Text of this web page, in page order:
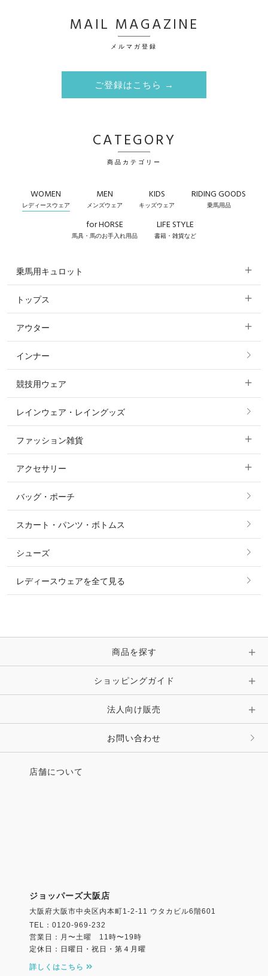
MAIL MAGAZINE
メルマガ登録
ご登録はこちら →
CATEGORY
商品カテゴリー
WOMEN
レディースウェア
MEN
メンズウェア
KIDS
キッズウェア
RIDING GOODS
乗馬用品
for HORSE
馬具・馬のお手入れ用品
LIFE STYLE
書籍・雑貨など
乗馬用キュロット
すべてのキュロット
フルグリップ・尻革 キュロット
ニーグリップ・膝革 キュロット
トップス
すべてのトップス
ポロシャツ
カットソー・Tシャツ・タンクトップ
ニット・セーター
シャツ・ブラウス・ワンピース
アウター
すべてのアウター
コート
ジャケット・ブルゾン
インナー
競技用ウェア
すべての競技用ウェア
ショージャケット
ショーシャツ
レインウェア・レイングッズ
ファッション雑貨
すべてのファッション雑貨
ソックス
ベルト
時計・財布・キーケース・革小物
キーホルダー・チャーム・ストラップ
その他 ファッション雑貨
アクセサリー
すべてのアクセサリー
リング
ピアス・イヤリング
ピン・ブローチ・コサージュ
その他 アクセサリー
バッグ・ポーチ
スカート・パンツ・ボトムス
シューズ
レディースウェアを全て見る
商品を探す
ショッピングガイド
法人向け販売
お問い合わせ
店舗について
ジョッパーズ大阪店
大阪府大阪市中央区内本町1-2-11 ウタカビル6階601
TEL：0120-969-232
営業日：月〜土曜 11時〜19時
定休日：日曜日・祝日・第４月曜
詳しくはこちら